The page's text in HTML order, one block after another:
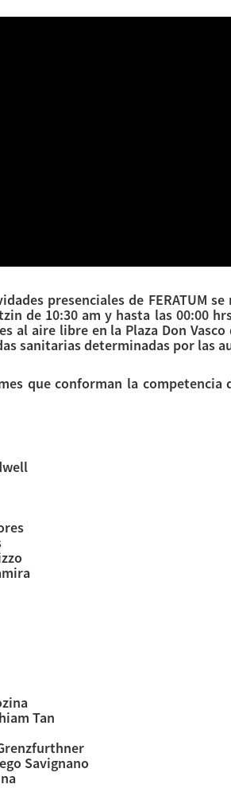
presenciales de FERATUM
de 10:30 am y hasta las 00:00
al aire libre en la Plaza Don Vasco
sanitarias determinadas por las
que conforman la competencia
Tan
Savignano